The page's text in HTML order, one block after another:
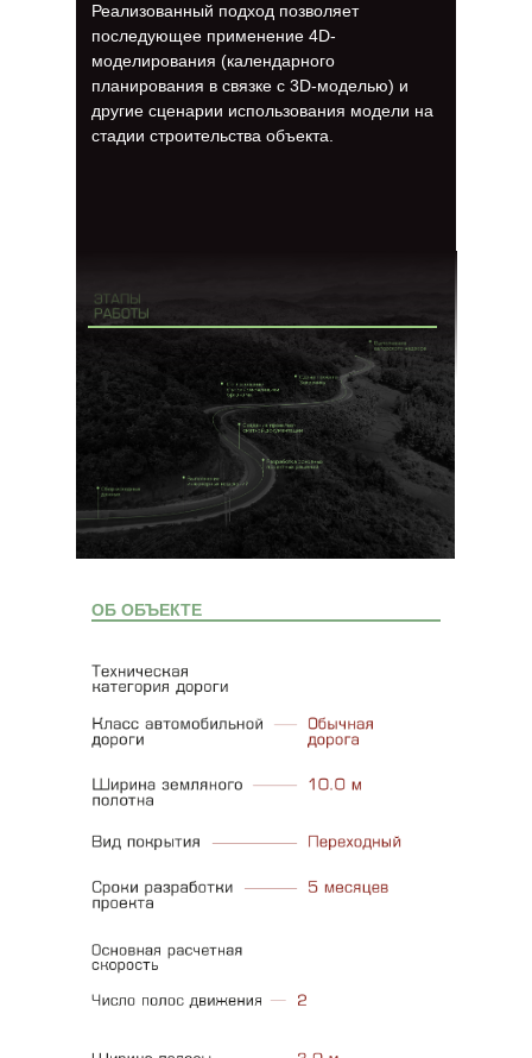
Реализованный подход позволяет
последующее применение 4D-
моделирования (календарного
планирования в связке с 3D-моделью) и
другие сценарии использования модели на
стадии строительства объекта.
ОБ ОБЪЕКТЕ